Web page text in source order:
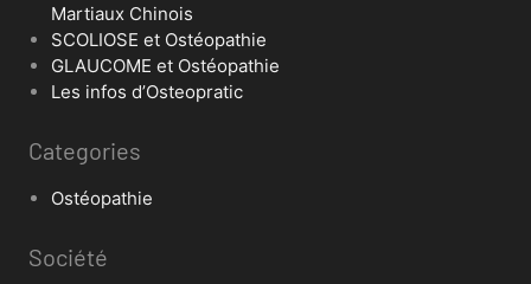
Martiaux Chinois
SCOLIOSE et Ostéopathie
GLAUCOME et Ostéopathie
Les infos d’Osteopratic
Categories
Ostéopathie
Société